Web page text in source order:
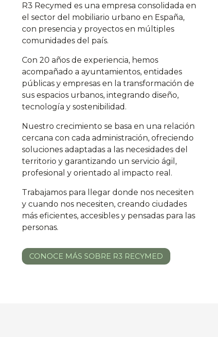
R3 Recymed es una empresa consolidada en
el sector del mobiliario urbano en España,
con presencia y proyectos en múltiples
comunidades del país.
Con 20 años de experiencia, hemos
acompañado a ayuntamientos, entidades
públicas y empresas en la transformación de
sus espacios urbanos, integrando diseño,
tecnología y sostenibilidad.
Nuestro crecimiento se basa en una relación
cercana con cada administración, ofreciendo
soluciones adaptadas a las necesidades del
territorio y garantizando un servicio ágil,
profesional y orientado al impacto real.
Trabajamos para llegar donde nos necesiten
y cuando nos necesiten, creando ciudades
más eficientes, accesibles y pensadas para las
personas.
CONOCE MÁS SOBRE R3 RECYMED